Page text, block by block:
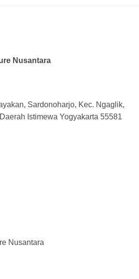
Nusantara
Sardonoharjo, Kec. Ngaglik,
Istimewa Yogyakarta 55581
Nusantara